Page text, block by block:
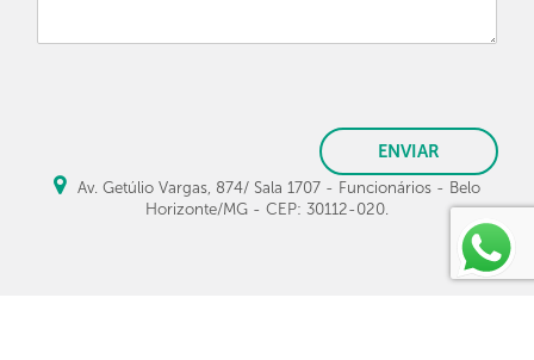
ENVIAR
Av. Getúlio Vargas, 874/ Sala 1707 - Funcionários - Belo
Horizonte/MG - CEP: 30112-020.